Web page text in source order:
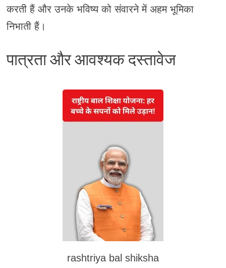
करती हैं और उनके भविष्य को संवारने में अहम भूमिका
निभाती हैं।
पात्रता और आवश्यक दस्तावेज
rashtriya bal shiksha